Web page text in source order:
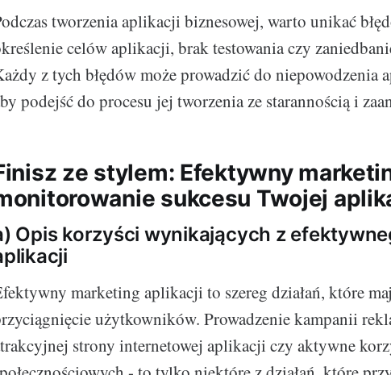
tworzenia aplikacji biznesowej, warto unikać
celów aplikacji, brak testowania czy
z tych błędów może prowadzić do niepowodzenia
podejść do procesu jej tworzenia ze starannością i
ze stylem: Efektywny
sukcesu Twojej
Opis korzyści wynikających z
marketing aplikacji to szereg działań, które
użytkowników. Prowadzenie kampanii
strony internetowej aplikacji czy aktywne